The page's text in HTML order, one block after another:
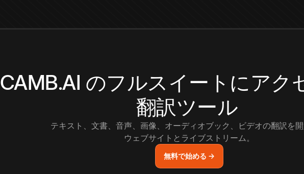
CAMB.AI のフルスイートにアク
翻訳ツール
テキスト、文書、音声、画像、オーディオブック、ビデオの翻訳を
ウェブサイトとライブストリーム。
無料で始める →